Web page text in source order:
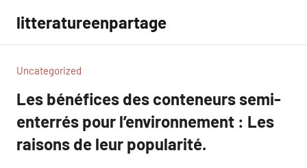
contenu
litteratureenpartage
Uncategorized
Les bénéfices des conteneurs semi-
enterrés pour l’environnement : Les
raisons de leur popularité.